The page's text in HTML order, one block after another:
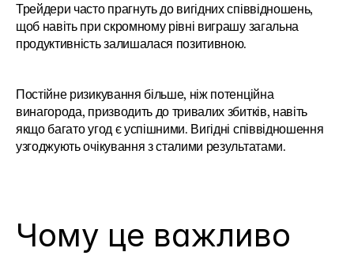
Трейдери часто прагнуть до вигідних співвідношень,
щоб навіть при скромному рівні виграшу загальна
продуктивність залишалася позитивною.
Постійне ризикування більше, ніж потенційна
винагорода, призводить до тривалих збитків, навіть
якщо багато угод є успішними. Вигідні співвідношення
узгоджують очікування з сталими результатами.
Чому це важливо